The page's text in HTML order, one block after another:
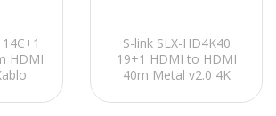
HDMI
S-link SLX-HD4K40
19+1 HDMI to HDMI
40m Metal v2.0 4K
Kablo